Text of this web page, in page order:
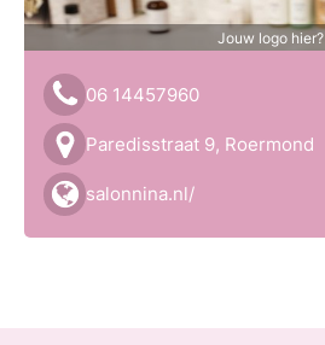
Jouw logo hier?
06 14457960
Paredisstraat 9, Roermond
salonnina.nl/